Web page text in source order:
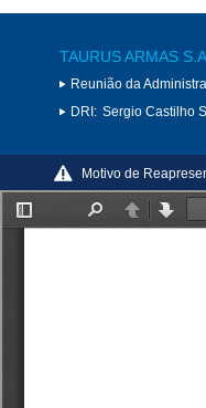
TAURUS ARMAS S.A.
Reunião da
DRI: Sergio Castilho
Motivo de